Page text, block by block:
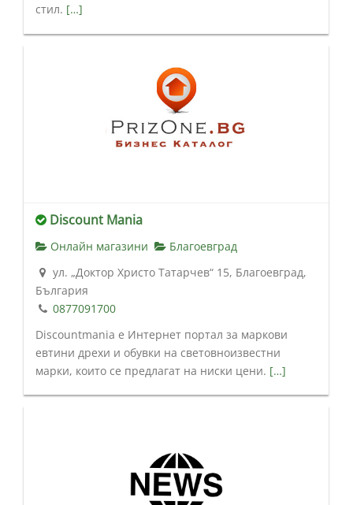
стил. […]
Discount Mania
Онлайн магазини
Благоевград
ул. „Доктор Христо Татарчев“ 15, Благоевград,
България
0877091700
Discountmania е Интернет портал за маркови
евтини дрехи и обувки на световноизвестни
марки, които се предлагат на ниски цени. […]